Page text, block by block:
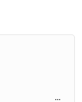
...